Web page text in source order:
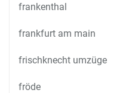
frankenthal
frankfurt am main
frischknecht umzüge
fröde